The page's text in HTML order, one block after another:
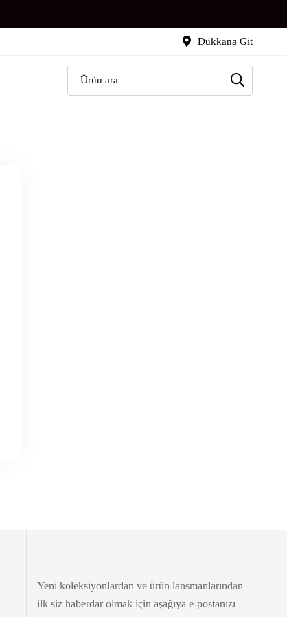
Dükkana Git
Yeni koleksiyonlardan ve ürün lansmanlarından
ilk siz haberdar olmak için aşağıya e-postanızı